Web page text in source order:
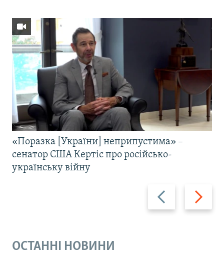
Назад Вперед
«Поразка [України] неприпустима» –
сенатор США Кертіс про російсько-
українську війну
ОСТАННІ НОВИНИ